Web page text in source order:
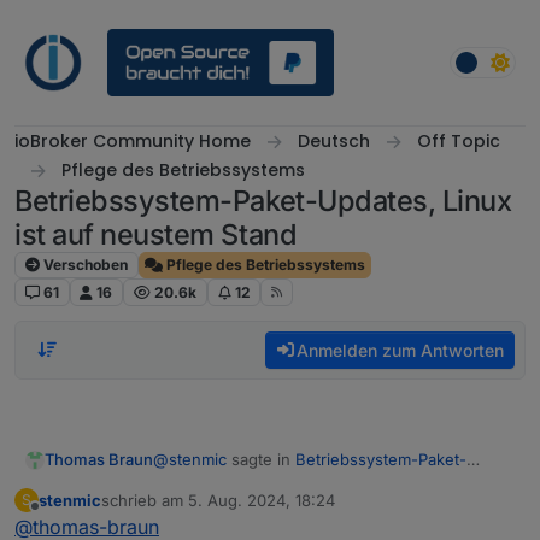
ioBroker Community Home Deutsch
Off Topic
Pflege des Betriebssystems
Betriebssystem-Paket-Updates, Linux
ist auf neustem Stand
Verschoben
Pflege des Betriebssystems
61
16 20.6k 12
Anmelden zum Antworten
Thomas Braun@stenmic sagte in Betriebssystem-Paket-
S
Offline
stenmicschrieb am 5. Aug. 2024, 18:24
zuletzt editiert von
@thomas-braun